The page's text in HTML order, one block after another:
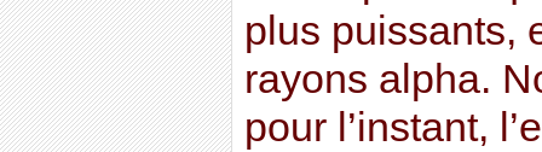
plus puissants,
rayons alpha.
pour l’instant,